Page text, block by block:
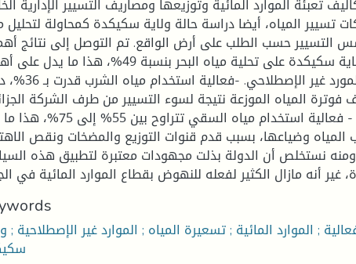
تعبئة الموارد المائية وتوزيعها ومصاريف التسيير الإدارية
تسيير المياه، أيضا دراسة حالة ولاية سكيكدة كمحاولة
التسيير حسب الطلب على أرض الواقع. تم التوصل إلى نتائج
اعتماد ولاية سكيكدة على تحلية مياه البحر بنسبة 49%، هذا ما
هذا المورد غير الإصطلاحي. -
المياه الموزعة نتيجة لسوء التسيير من طرف الشركة
للمياه. - فعالية استخدام مياه السقي تتراوح بين
وضياعها، بسبب قدم قنوات التوزيع والمضخات ونقص
ومنه نستخلص أن الدولة بذلت مجهودات معتبرة لتطبيق هذه
; الموارد المائية ; تسعيرة المياه ; الموارد غير الإصطلاحية ;